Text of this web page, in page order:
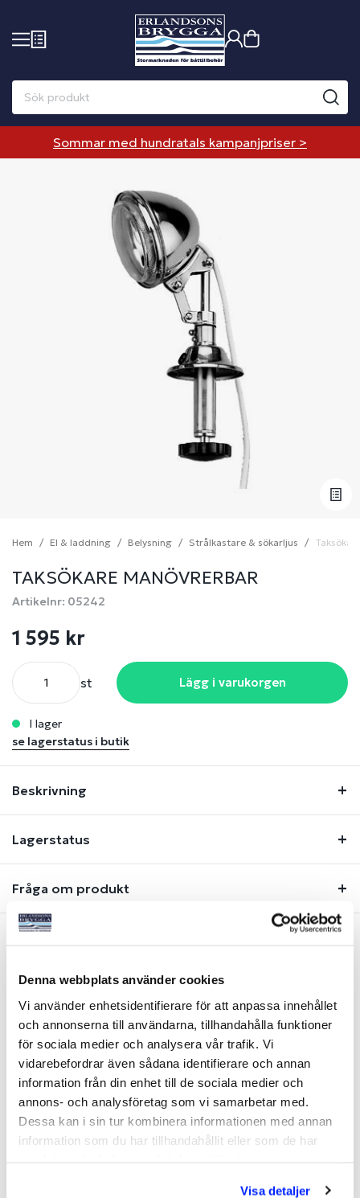
Denna webbplats använder cookies
Vi använder enhetsidentifierare för att anpassa innehållet
och annonserna till användarna, tillhandahålla funktioner
för sociala medier och analysera vår trafik. Vi
vidarebefordrar även sådana identifierare och annan
information från din enhet till de sociala medier och
annons- och analysföretag som vi samarbetar med.
Dessa kan i sin tur kombinera informationen med annan
information som du har tillhandahållit eller som de har
Visa detaljer
Sommar med hundratals kampanjpriser >
Hem El & laddning Belysning Strålkastare & sökarljus
TAKSÖKARE MANÖVRERBAR
Artikelnr: 05242
1 595 kr
st Lägg i varukorgen
i lager
se lagerstatus i butik
Beskrivning
Lagerstatus
Fråga om produkt
SEAFLO VIT